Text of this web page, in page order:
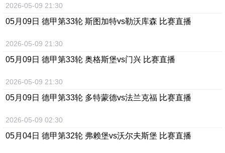
2026-05-09 21:30
05月09日 德甲第33轮 斯图加特vs勒沃库森 比赛直播
2026-05-09 21:30
05月09日 德甲第33轮 奥格斯堡vs门兴 比赛直播
2026-05-09 21:30
05月09日 德甲第33轮 多特蒙德vs法兰克福 比赛直播
2026-05-09 02:30
05月04日 德甲第32轮 弗赖堡vs沃尔夫斯堡 比赛直播